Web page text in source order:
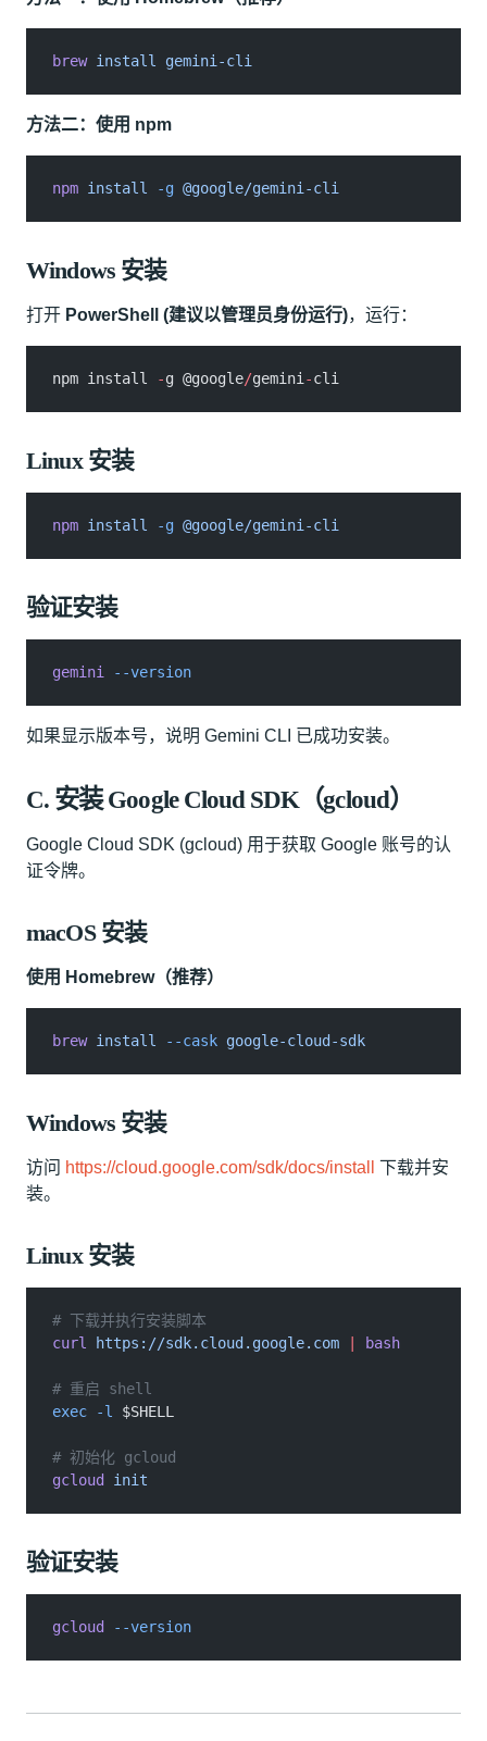
brew install gemini-cli
方法二：使用 npm
npm install -g @google/gemini-cli
Windows 安装
打开 PowerShell (建议以管理员身份运行)，运行：
npm install -g @google/gemini -cli
Linux 安装
npm install -g @google/gemini-cli
验证安装
gemini --version
如果显示版本号，说明 Gemini CLI 已成功安装。
C. 安装 Google Cloud SDK（gcloud）
Google Cloud SDK (gcloud) 用于获取 Google 账号的认
证令牌。
macOS 安装
使用 Homebrew（推荐）
brew install --cask google-cloud-sdk
Windows 安装
访问 https://cloud.google.com/sdk/docs/install
下载并安
装。
Linux 安装
# 下载并执行安装脚本
curl
https://sdk.cloud.google.com bash
# 重启 shell
exec -l
$SHELL
# 初始化 gcloud
gcloud
init
验证安装
gcloud --version